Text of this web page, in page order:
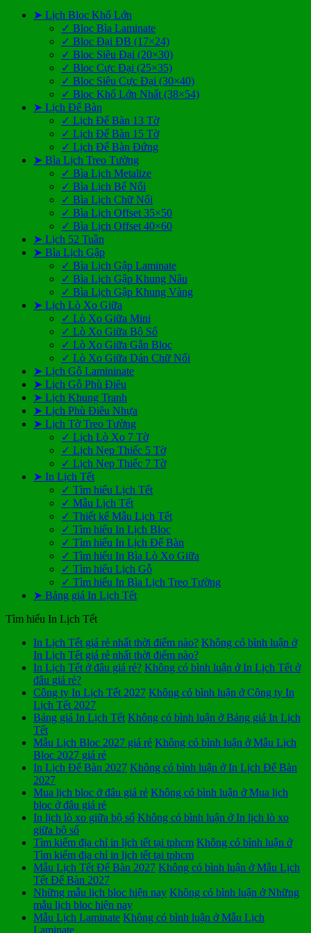
➤ Lịch Bloc Khổ Lớn
✓ Bloc Bìa Laminate
✓ Bloc Đại ĐB (17×24)
✓ Bloc Siêu Đại (20×30)
✓ Bloc Cực Đại (25×35)
✓ Bloc Siêu Cực Đại (30×40)
✓ Bloc Khổ Lớn Nhất (38×54)
➤ Lịch Để Bàn
✓ Lịch Để Bàn 13 Tờ
✓ Lịch Để Bàn 15 Tờ
✓ Lịch Để Bàn Đứng
➤ Bìa Lịch Treo Tường
✓ Bìa Lịch Metalize
✓ Bìa Lịch Bế Nổi
✓ Bìa Lịch Chữ Nổi
✓ Bìa Lịch Offset 35×50
✓ Bìa Lịch Offset 40×60
➤ Lịch 52 Tuần
➤ Bìa Lịch Gập
✓ Bìa Lịch Gập Laminate
✓ Bìa Lịch Gập Khung Nâu
✓ Bìa Lịch Gập Khung Vàng
➤ Lịch Lò Xo Giữa
✓ Lò Xo Giữa Mini
✓ Lò Xo Giữa Bộ Số
✓ Lò Xo Giữa Gắn Bloc
✓ Lò Xo Giữa Dán Chữ Nổi
➤ Lịch Gỗ Lamininate
➤ Lịch Gỗ Phù Điêu
➤ Lịch Khung Tranh
➤ Lịch Phù Điêu Nhựa
➤ Lịch Tờ Treo Tường
✓ Lịch Lò Xo 7 Tờ
✓ Lịch Nẹp Thiếc 5 Tờ
✓ Lịch Nẹp Thiếc 7 Tờ
➤ In Lịch Tết
✓ Tìm hiểu Lịch Tết
✓ Mẫu Lịch Tết
✓ Thiết kế Mẫu Lịch Tết
✓ Tìm hiểu In Lịch Bloc
✓ Tìm hiểu In Lịch Để Bàn
✓ Tìm hiểu In Bìa Lò Xo Giữa
✓ Tìm hiểu Lịch Gỗ
✓ Tìm hiểu In Bìa Lịch Treo Tường
➤ Bảng giá In Lịch Tết
Tìm hiểu In Lịch Tết
In Lịch Tết giá rẻ nhất thời điểm nào? Không có bình luận ở
In Lịch Tết giá rẻ nhất thời điểm nào?
In Lịch Tết ở đâu giá rẻ? Không có bình luận ở In Lịch Tết ở
đâu giá rẻ?
Công ty In Lịch Tết 2027 Không có bình luận ở Công ty In
Lịch Tết 2027
Bảng giá In Lịch Tết Không có bình luận ở Bảng giá In Lịch
Tết
Mẫu Lịch Bloc 2027 giá rẻ Không có bình luận ở Mẫu Lịch
Bloc 2027 giá rẻ
In Lịch Để Bàn 2027 Không có bình luận ở In Lịch Để Bàn
2027
Mua lịch bloc ở đâu giá rẻ Không có bình luận ở Mua lịch
bloc ở đâu giá rẻ
In lịch lò xo giữa bộ số Không có bình luận ở In lịch lò xo
giữa bộ số
Tìm kiếm địa chỉ in lịch tết tại tphcm Không có bình luận ở
Tìm kiếm địa chỉ in lịch tết tại tphcm
Mẫu Lịch Tết Để Bàn 2027 Không có bình luận ở Mẫu Lịch
Tết Để Bàn 2027
Những mẫu lịch bloc hiện nay Không có bình luận ở Những
mẫu lịch bloc hiện nay
Mẫu Lịch Laminate Không có bình luận ở Mẫu Lịch
Laminate